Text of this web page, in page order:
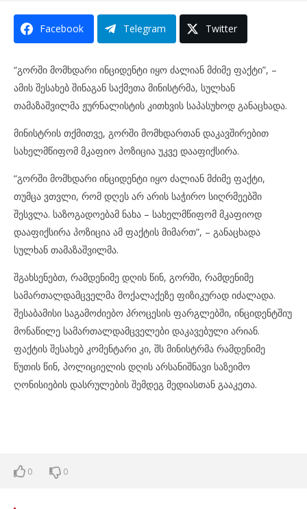
Facebook Telegram Twitter
“გორში მომხდარი ინციდენტი იყო ძალიან მძიმე ფაქტი”, –
ამის შესახებ შინაგან საქმეთა მინისტრმა, სულხან
თამაზაშვილმა ჟურნალისტის კითხვის საპასუხოდ განაცხადა.
მინისტრის თქმითვე, გორში მომხდართან დაკავშირებით
სახელმწიფომ მკაფიო პოზიცია უკვე დააფიქსირა.
“გორში მომხდარი ინციდენტი იყო ძალიან მძიმე ფაქტი,
თუმცა ვთვლი, რომ დღეს არ არის საჭირო სიღრმეებში
შესვლა. საზოგადოებამ ნახა – სახელმწიფომ მკაფიოდ
დააფიქსირა პოზიცია ამ ფაქტის მიმართ”, – განაცხადა
სულხან თამაზაშვილმა.
შგახსენებთ, რამდენიმე დღის წინ, გორში, რამდენიმე
სამართალდამცველმა მოქალაქეზე ფიზიკურად იძალადა.
შესაბამისი საგამოძიებო პროცესის ფარგლებში, ინციდენტშიუ
მონაწილე სამართალდამცველები დაკავებული არიან.
ფაქტის შესახებ კომენტარი კი, შს მინისტრმა რამდენიმე
წუთის წინ, პოლიციელის დღის არსანიშნავი საზეიმო
ღონისიების დასრულების შემდეგ მედიასთან გააკეთა.
0 0